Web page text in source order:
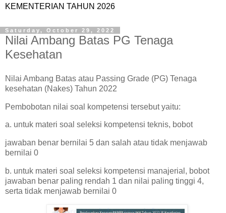
KEMENTERIAN TAHUN 2026
Saturday, October 29, 2022
Nilai Ambang Batas PG Tenaga
Kesehatan
Nilai Ambang Batas atau Passing Grade (PG) Tenaga
kesehatan (Nakes) Tahun 2022
Pembobotan nilai soal kompetensi tersebut yaitu:
a. untuk materi soal seleksi kompetensi teknis, bobot
jawaban benar bernilai 5 dan salah atau tidak menjawab
bernilai 0
b. untuk materi soal seleksi kompetensi manajerial, bobot
jawaban benar paling rendah 1 dan nilai paling tinggi 4,
serta tidak menjawab bernilai 0